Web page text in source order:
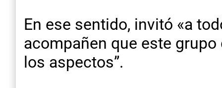
En ese sentido, invitó «a
acompañen que este
los aspectos”.